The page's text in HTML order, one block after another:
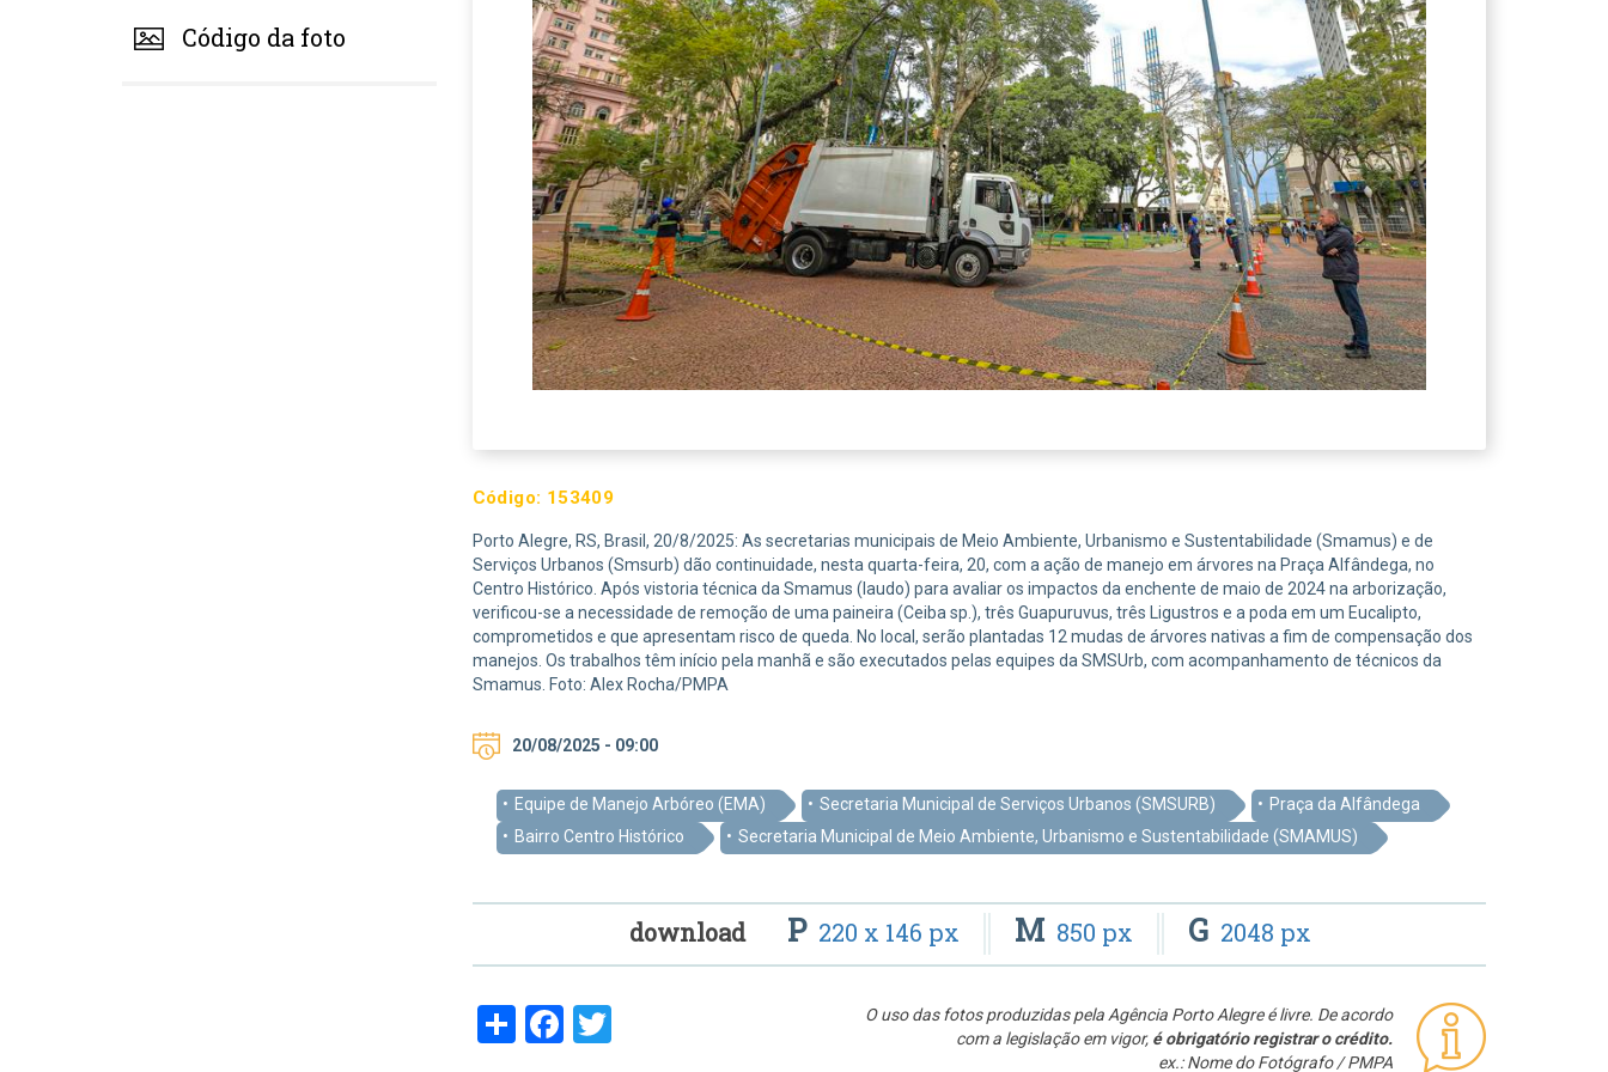
Código da foto
Código: 153409
Porto Alegre, RS, Brasil, 20/8/2025: As secretarias municipais de Meio Ambiente, Urbanismo e Sustentabilidade (Smamus) e de
Serviços Urbanos (Smsurb) dão continuidade, nesta quarta-feira, 20, com a ação de manejo em árvores na Praça Alfândega, no
Centro Histórico. Após vistoria técnica da Smamus (laudo) para avaliar os impactos da enchente de maio de 2024 na arborização,
verificou-se a necessidade de remoção de uma paineira (Ceiba sp.), três Guapuruvus, três Ligustros e a poda em um Eucalipto,
comprometidos e que apresentam risco de queda. No local, serão plantadas 12 mudas de árvores nativas a fim de compensação dos
manejos. Os trabalhos têm início pela manhã e são executados pelas equipes da SMSUrb, com acompanhamento de técnicos da
Smamus. Foto: Alex Rocha/PMPA
20/08/2025 - 09:00
Equipe de Manejo Arbóreo (EMA) Secretaria Municipal de Serviços Urbanos (SMSURB)
Praça da Alfândega
Bairro Centro Histórico
Secretaria Municipal de Meio Ambiente, Urbanismo e Sustentabilidade (SMAMUS)
download P 220 x 146 px M 850 px G 2048 px
O uso das fotos produzidas pela Agência Porto Alegre é livre. De acordo
com a legislação em vigor, é obrigatório registrar o crédito.
ex.: Nome do Fotógrafo / PMPA
ShareFacebook
Twitter